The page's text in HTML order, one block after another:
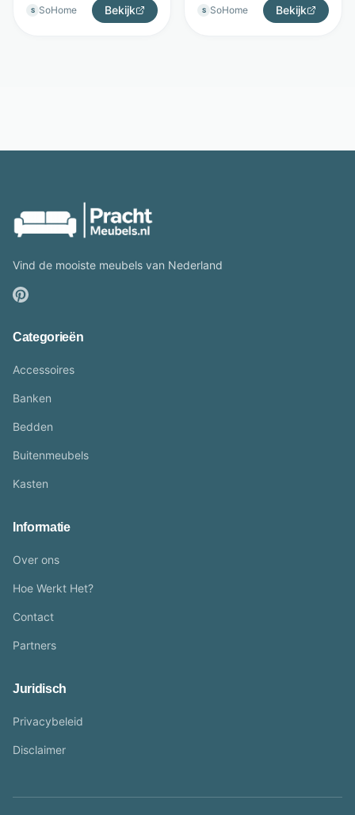
S SoHome Bekijk
Interiors
S SoHome Bekijk
Vind de mooiste meubels van Nederland
Categorieën
Accessoires
Banken
Bedden
Buitenmeubels
Kasten
Informatie
Over ons
Hoe Werkt Het?
Contact
Partners
Juridisch
Privacybeleid
Disclaimer